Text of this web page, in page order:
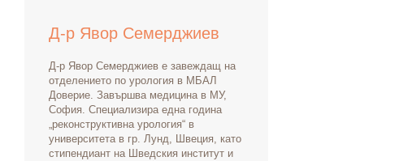
Д-р Явор Семерджиев
Д-р Явор Семерджиев е завеждащ на
отделението по урология в МБАЛ
Доверие. Завършва медицина в МУ,
София. Специализира една година
„реконструктивна урология“ в
университета в гр. Лунд, Швеция, като
стипендиант на Шведския институт и